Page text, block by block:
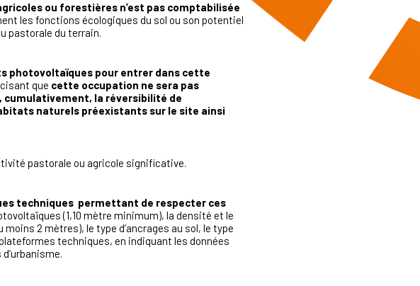
ou forestières n’est pas comptabilisée
les fonctions écologiques du sol ou son potentiel
pastorale du terrain.
photovoltaïques pour entrer dans cette
que cette occupation ne sera pas
la réversibilité de
naturels préexistants sur le site ainsi
pastorale ou agricole significative.
techniques permettant de respecter ces
(1,10 mètre minimum), la densité et le
2 mètres), le type d’ancrages au sol, le type
techniques, en indiquant les données